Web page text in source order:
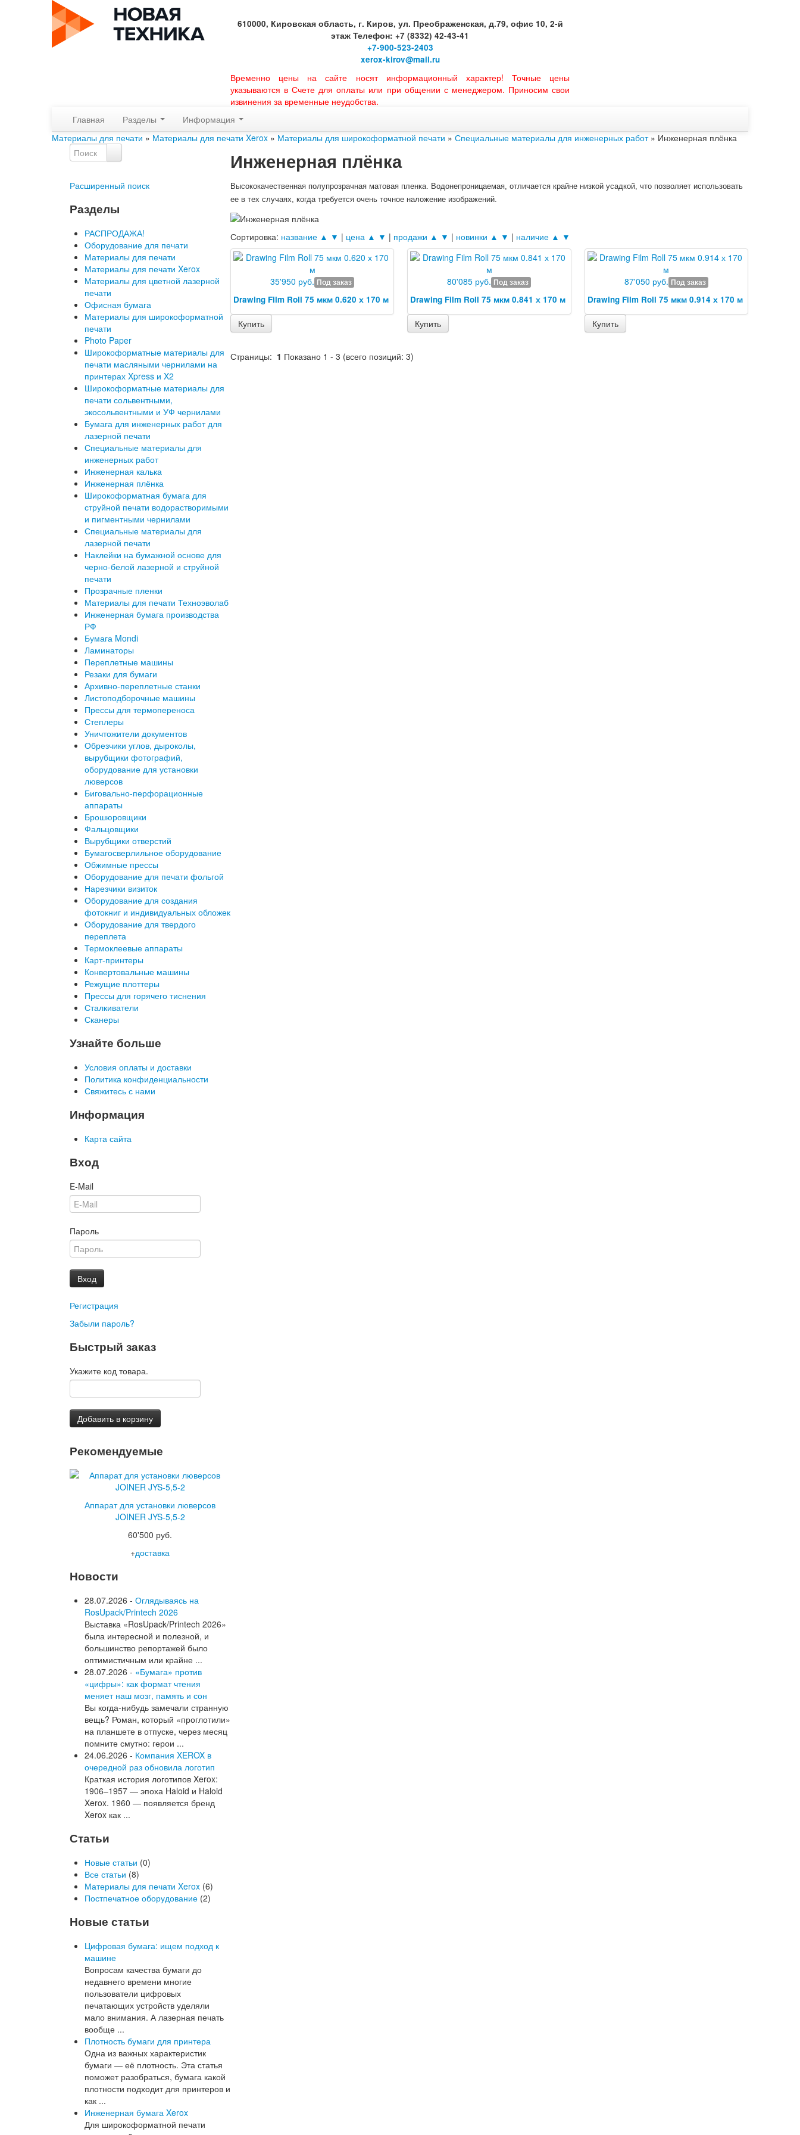
610000, Кировская область, г. Киров, ул. Преображенская, д.79, офис 10, 2-й
этаж Телефон: +7 (8332) 42-43-41
+7-900-523-2403
xerox-kirov@mail.ru
Временно цены на сайте носят информационный характер! Точные цены
указываются в Счете для оплаты или при общении с менеджером. Приносим свои
извинения за временные неудобства.
Главная
Разделы
Информация
Материалы для печати » Материалы для печати Xerox » Материалы для широкоформатной печати » Специальные материалы для инженерных работ» Инженерная плёнка
Инженерная плёнка
Высококачественная полупрозрачная матовая пленка. Водонепроницаемая, отличается крайне низкой усадкой, что позволяет использовать
ее в тех случаях, когда требуется очень точное наложение изображений.
Сортировка: название ▲ ▼ | цена ▲ ▼ | продажи ▲ ▼ | новинки ▲ ▼ | наличие ▲ ▼
35'950 руб. Под заказ
Drawing Film Roll 75 мкм 0.620 х 170 м
Купить
80'085 руб. Под заказ
Drawing Film Roll 75 мкм 0.841 х 170 м
Купить
87'050 руб. Под заказ
Drawing Film Roll 75 мкм 0.914 х 170 м
Купить
Страницы: 1 Показано 1 -3 (всего позиций:3)
Расширенный поиск
Разделы
РАСПРОДАЖА!
Оборудование для печати
Материалы для печати
Материалы для печати Xerox
Материалы для цветной лазерной
печати
Офисная бумага
Материалы для широкоформатной
печати
Photo Paper
Широкоформатные материалы для
печати масляными чернилами на
принтерах Xpress и X2
Широкоформатные материалы для
печати сольвентными,
экосольвентными и УФ чернилами
Бумага для инженерных работ для
лазерной печати
Специальные материалы для
инженерных работ
Инженерная калька
Инженерная плёнка
Широкоформатная бумага для
струйной печати водорастворимыми
и пигментными чернилами
Специальные материалы для
лазерной печати
Наклейки на бумажной основе для
черно-белой лазерной и струйной
печати
Прозрачные пленки
Материалы для печати Техноэволаб
Инженерная бумага производства
РФ
Бумага Mondi
Ламинаторы
Переплетные машины
Резаки для бумаги
Архивно-переплетные станки
Листоподборочные машины
Прессы для термопереноса
Степлеры
Уничтожители документов
Обрезчики углов, дыроколы,
вырубщики фотографий,
оборудование для установки
люверсов
Биговально-перфорационные
аппараты
Брошюровщики
Фальцовщики
Вырубщики отверстий
Бумагосверлильное оборудование
Обжимные прессы
Оборудование для печати фольгой
Нарезчики визиток
Оборудование для создания
фотокниг и индивидуальных обложек
Оборудование для твердого
переплета
Термоклеевые аппараты
Карт-принтеры
Конвертовальные машины
Режущие плоттеры
Прессы для горячего тиснения
Сталкиватели
Сканеры
Узнайте больше
Условия оплаты и доставки
Политика конфиденциальности
Свяжитесь с нами
Информация
Карта сайта
Вход
E-Mail
Пароль
Вход
Регистрация
Забыли пароль?
Быстрый заказ
Укажите код товара.
Добавить в корзину
Рекомендуемые
Аппарат для установки люверсов
JOINER JYS-5,5-2
60'500 руб.
+доставка
Новости
28.07.2026 - Оглядываясь на
RosUpack/Printech 2026
Выставка «RosUpack/Printech 2026»
была интересной и полезной, и
большинство репортажей было
оптимистичным или крайне ...
28.07.2026 - «Бумага» против
«цифры»: как формат чтения
меняет наш мозг, память и сон
Вы когда-нибудь замечали странную
вещь? Роман, который «проглотили»
на планшете в отпуске, через месяц
помните смутно: герои ...
24.06.2026 - Компания XEROX в
очередной раз обновила логотип
Краткая история логотипов Xerox:
1906–1957 — эпоха Haloid и Haloid
Xerox. 1960 — появляется бренд
Xerox как ...
Статьи
Новые статьи (0)
Все статьи (8)
Материалы для печати Xerox (6)
Постпечатное оборудование (2)
Новые статьи
Цифровая бумага: ищем подход к
машине
Вопросам качества бумаги до
недавнего времени многие
пользователи цифровых
печатающих устройств уделяли
мало внимания. А лазерная печать
вообще ...
Плотность бумаги для принтера
Одна из важных характеристик
бумаги — её плотность. Эта статья
поможет разобраться, бумага какой
плотности подходит для принтеров и
как ...
Инженерная бумага Xerox
Для широкоформатной печати